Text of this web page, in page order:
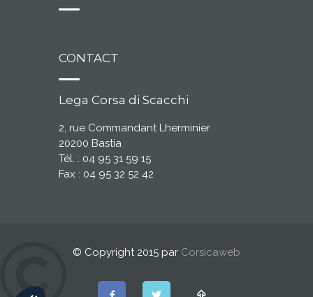
CONTACT
Lega Corsa di Scacchi
2, rue Commandant Lherminier
20200 Bastia
Tél. : 04 95 31 59 15
Fax : 04 95 32 52 42
© Copyright 2015 par Corsicaweb